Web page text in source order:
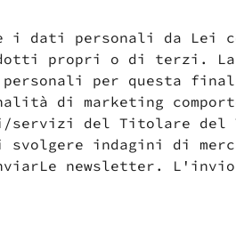
i dati personali da
propri o di terzi.
per questa
di marketing
del Titolare del
indagini di
newsletter.